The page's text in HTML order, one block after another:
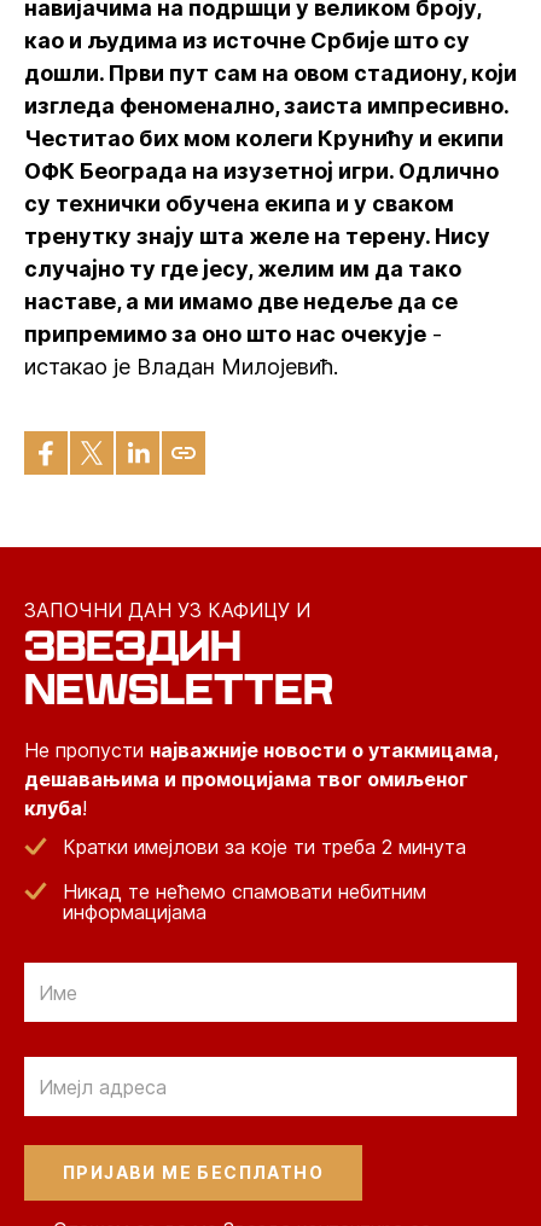
навијачима на подршци у великом броју,
као и људима из источне Србије што су
дошли. Први пут сам на овом стадиону, који
изгледа феноменално, заиста импресивно.
Честитао бих мом колеги Крунићу и екипи
ОФК Београда на изузетној игри. Одлично
су технички обучена екипа и у сваком
тренутку знају шта желе на терену. Нису
случајно ту где јесу, желим им да тако
наставе, а ми имамо две недеље да се
припремимо за оно што нас очекује -
истакао је Владан Милојевић.
ЗАПОЧНИ ДАН УЗ КАФИЦУ И
ЗВЕЗДИН
NEWSLETTER
Не пропусти најважније новости о утакмицама,
дешавањима и промоцијама твог омиљеног
клуба!
Кратки имејлови за које ти треба 2 минута
Никад те нећемо спамовати небитним
информацијама